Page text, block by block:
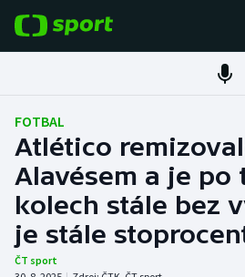
Fotbal
Hokej
Tenis
Atletika
FOTBAL
Atlético
Alavésem a je po
kolech stále bez
je stále
ČT sport